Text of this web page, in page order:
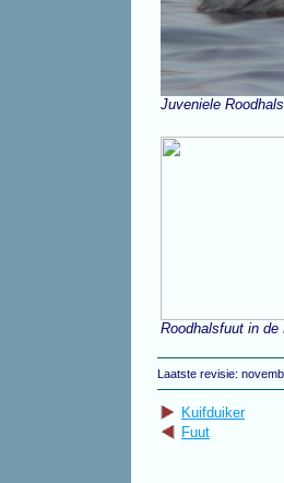
Juveniele
Roodhalsfuut in de
Laatste revisie:
Kuifduiker
Fuut